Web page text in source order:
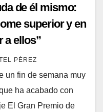
de él mismo:
superior y en
a ellos”
PÉREZ
un fin de semana muy
ha acabado con
El Gran Premio de